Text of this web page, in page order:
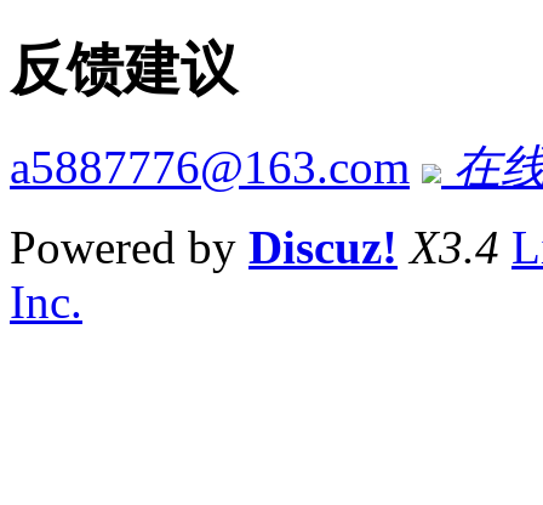
反馈建议
a5887776@163.com
在
Powered by Discuz! X3.4
Inc.